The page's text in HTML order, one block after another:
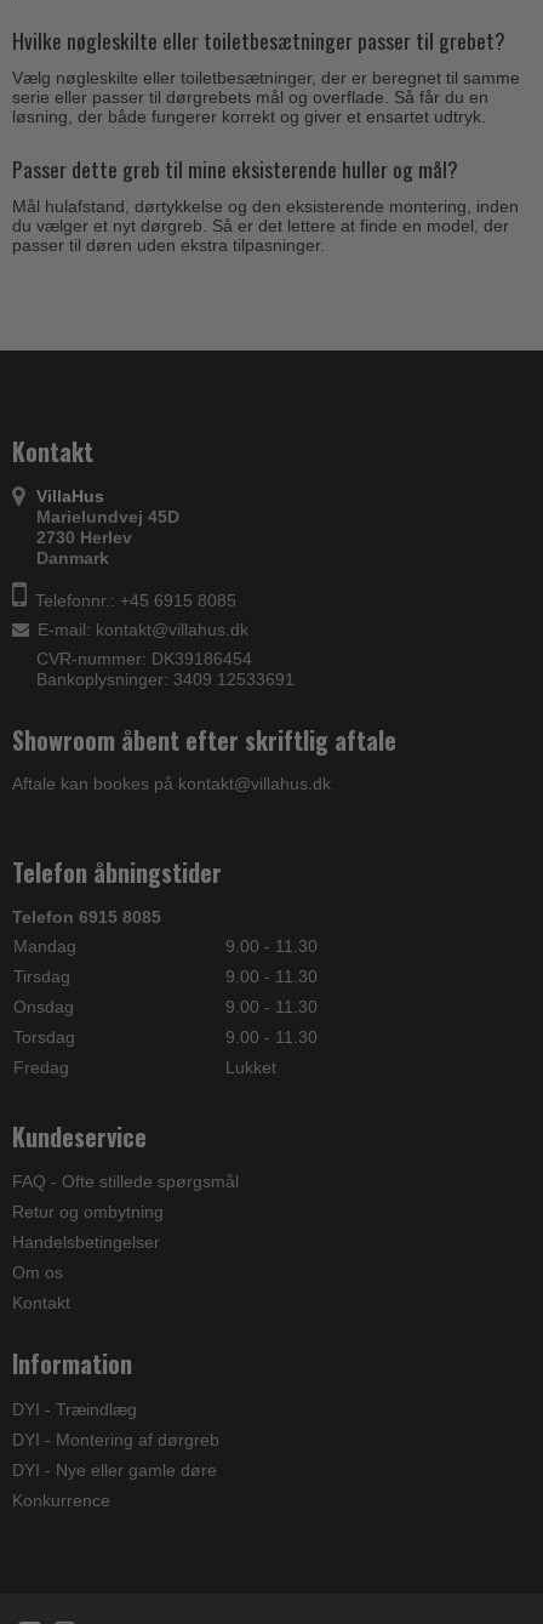
Hvilke nøgleskilte eller toiletbesætninger passer til grebet?
Vælg nøgleskilte eller toiletbesætninger, der er beregnet til samme
serie eller passer til dørgrebets mål og overflade. Så får du en
løsning, der både fungerer korrekt og giver et ensartet udtryk.
Passer dette greb til mine eksisterende huller og mål?
Mål hulafstand, dørtykkelse og den eksisterende montering, inden
du vælger et nyt dørgreb. Så er det lettere at finde en model, der
passer til døren uden ekstra tilpasninger.
Kontakt
VillaHus
Marielundvej 45D
2730 Herlev
Danmark
Telefonnr.: +45 6915 8085
E-mail: kontakt@villahus.dk
CVR-nummer: DK39186454
Bankoplysninger: 3409 12533691
Showroom åbent efter skriftlig aftale
Aftale kan bookes på kontakt@villahus.dk
Telefon åbningstider
Telefon 6915 8085
Mandag
9.00 - 11.30
Tirsdag
9.00 - 11.30
Onsdag
9.00 - 11.30
Torsdag
9.00 - 11.30
Fredag
Lukket
Kundeservice
FAQ - Ofte stillede spørgsmål
Retur og ombytning
Handelsbetingelser
Om os
Kontakt
Information
DYI - Træindlæg
DYI - Montering af dørgreb
DYI - Nye eller gamle døre
Konkurrence